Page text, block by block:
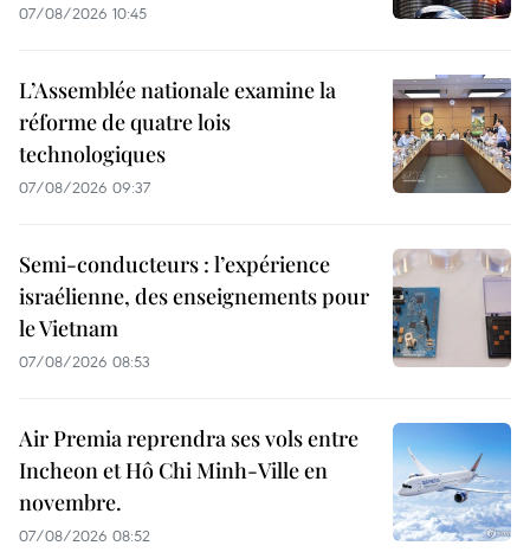
07/08/2026 10:45
L’Assemblée nationale examine la
réforme de quatre lois
technologiques
07/08/2026 09:37
Semi-conducteurs : l’expérience
israélienne, des enseignements pour
le Vietnam
07/08/2026 08:53
Air Premia reprendra ses vols entre
Incheon et Hô Chi Minh-Ville en
novembre.
07/08/2026 08:52